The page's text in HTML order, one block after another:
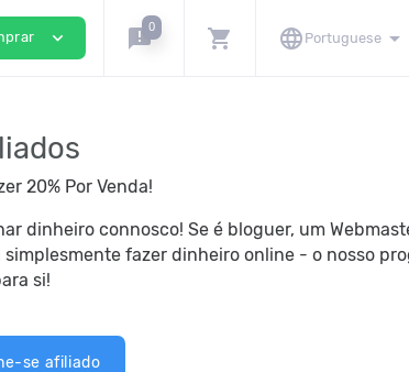
expand_more announcement0 shopping_cart language Portuguese arrow_drop_down
20% Por Venda!
dinheiro connosco! Se é bloguer, um
fazer dinheiro online - o nosso
si!
se afiliado